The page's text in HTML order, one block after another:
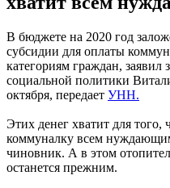
В бюджете на 2020 год
субсидии для оплаты
категориям граждан, заявил
социальной политики
октября, передает УНН.
Этих денег хватит для того,
коммуналку всем
чиновник. А в этом
останется прежним.